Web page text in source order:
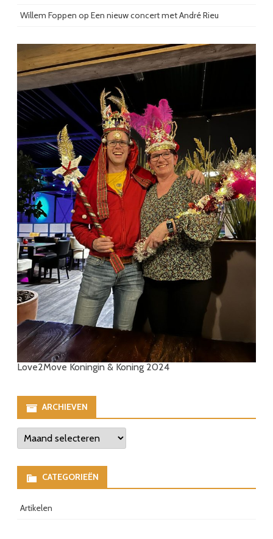
Willem Foppen op Een nieuw concert met André Rieu
Love2Move Koningin & Koning 2024
ARCHIEVEN
Archieven
CATEGORIEËN
Artikelen